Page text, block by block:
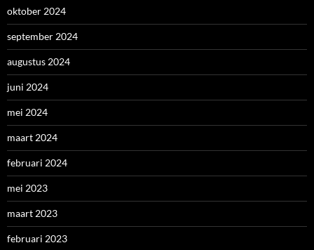
oktober 2024
september 2024
augustus 2024
juni 2024
mei 2024
maart 2024
februari 2024
mei 2023
maart 2023
februari 2023